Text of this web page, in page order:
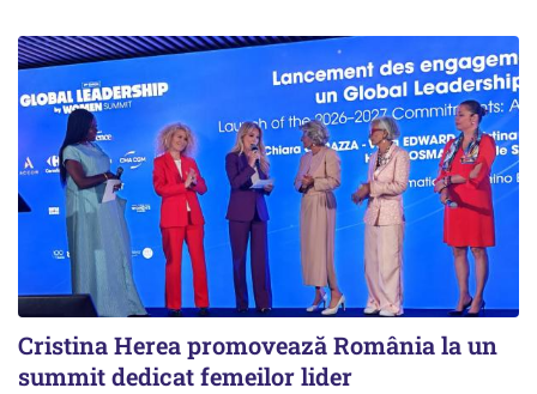
Cristina Herea promovează România la un
summit dedicat femeilor lider